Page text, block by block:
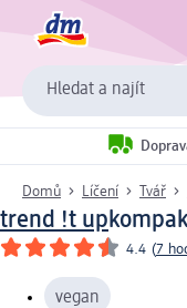
Hledat a najít
Domů Líčení Tvář
trend !t up
4.4 (7
vegan